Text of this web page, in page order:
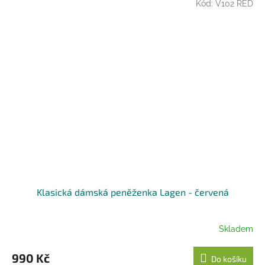
Klasická dámská peněženka Lagen - červená
Skladem
990 Kč Do košíku
Kód: V102 RED